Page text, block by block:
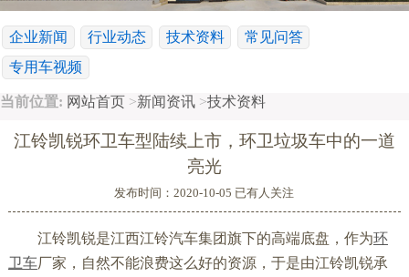
企业新闻 行业动态 技术资料
常见问答
专用车视频
当前位置: 网站首页 >新闻资讯 >技术资料
江铃凯锐环卫车型陆续上市，环卫垃圾车中的一道
亮光
发布时间：2020-10-05 已有人关注
江铃凯锐是江西江铃汽车集团旗下的高端底盘，作为环
卫车厂家，自然不能浪费这么好的资源，于是由江铃凯锐承